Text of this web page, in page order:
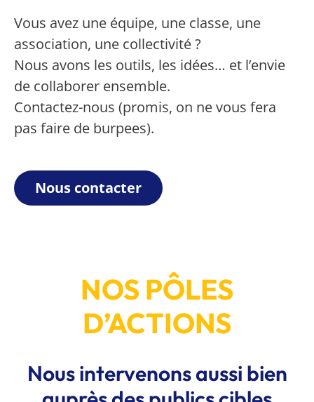
Vous avez une équipe, une classe, une
association, une collectivité ?
Nous avons les outils, les idées… et l’envie
de collaborer ensemble.
Contactez-nous (promis, on ne vous fera
pas faire de burpees).
Nous contacter
NOS PÔLES
D’ACTIONS
Nous intervenons aussi bien